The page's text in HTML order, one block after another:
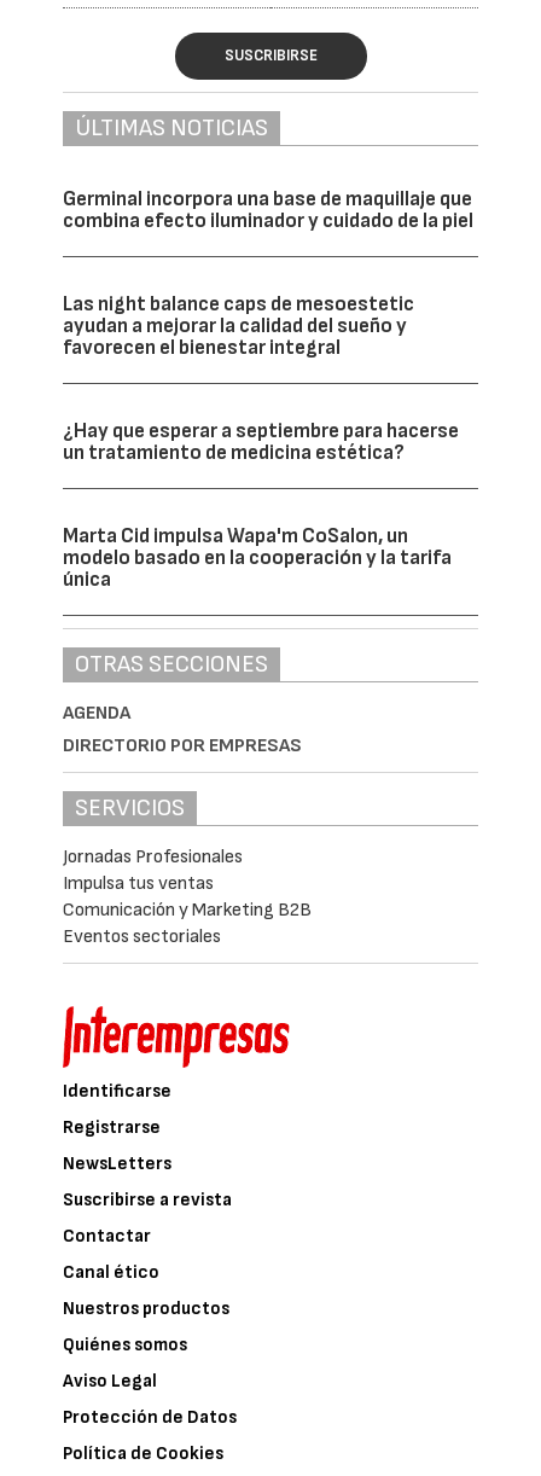
SUSCRIBIRSE
ÚLTIMAS NOTICIAS
Germinal incorpora una base de maquillaje que
combina efecto iluminador y cuidado de la piel
Las night balance caps de mesoestetic
ayudan a mejorar la calidad del sueño y
favorecen el bienestar integral
¿Hay que esperar a septiembre para hacerse
un tratamiento de medicina estética?
Marta Cid impulsa Wapa'm CoSalon, un
modelo basado en la cooperación y la tarifa
única
OTRAS SECCIONES
AGENDA
DIRECTORIO POR EMPRESAS
SERVICIOS
Jornadas Profesionales
Impulsa tus ventas
Comunicación y Marketing B2B
Eventos sectoriales
Identificarse
Registrarse
NewsLetters
Suscribirse a revista
Contactar
Canal ético
Nuestros productos
Quiénes somos
Aviso Legal
Protección de Datos
Política de Cookies